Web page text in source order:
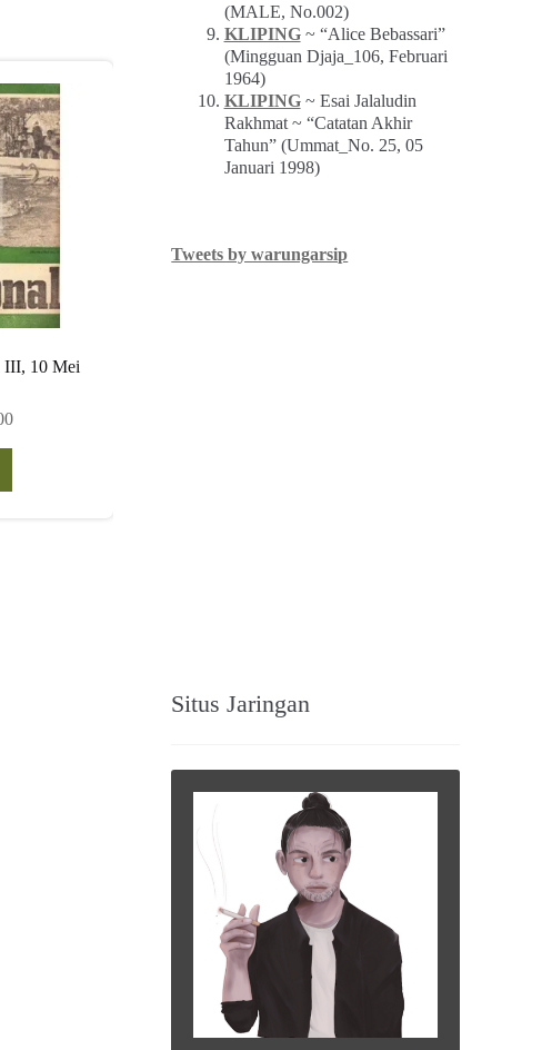
III, 10 Mei
(MALE, No.002)
KLIPING~ “Alice Bebassari”
(Mingguan Djaja_106, Februari
1964)
KLIPING~ Esai Jalaludin
Rakhmat ~ “Catatan Akhir
Tahun” (Ummat_No. 25, 05
Januari 1998)
Tweets by warungarsip
Situs Jaringan